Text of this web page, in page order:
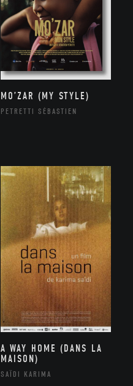
MO’ZAR (MY STYLE)
PETRETTI SÉBASTIEN
A WAY HOME (DANS LA
MAISON)
SAÏDI KARIMA